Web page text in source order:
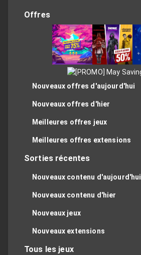
Offres
Nouveaux offres d'aujourd'hui
Nouveaux offres d'hier
Meilleures offres jeux
Meilleures offres extensions
Sorties récentes
Nouveaux contenu d'aujourd'hui
Nouveaux contenu d'hier
Nouveaux jeux
Nouveaux extensions
Tous les jeux